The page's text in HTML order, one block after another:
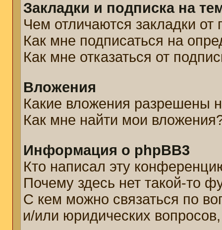
Закладки и подписка на
Чем отличаются закладки от
Как мне подписаться на
Как мне отказаться от
Вложения
Какие вложения разрешены
Как мне найти мои
Информация о phpBB3
Кто написал эту
Почему здесь нет такой-то
С кем можно связаться по
и/или юридических